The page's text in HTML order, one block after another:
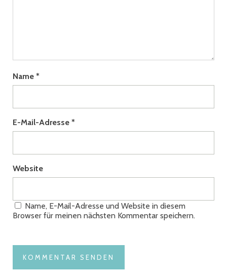
Name *
E-Mail-Adresse *
Website
Name, E-Mail-Adresse und Website in diesem
Browser für meinen nächsten Kommentar speichern.